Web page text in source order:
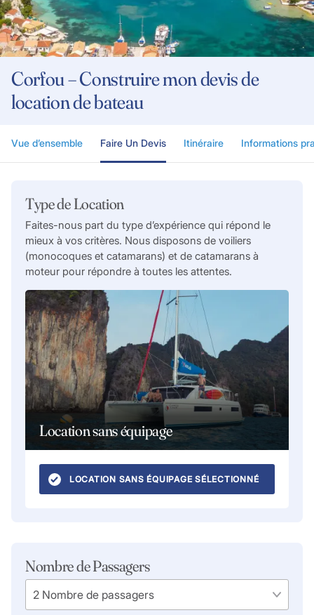
Corfou – Construire mon devis de
location de bateau
Vue d’ensemble Faire Un Devis Itinéraire Informations
Type de Location
Faites-nous part du type d’expérience qui répond le
mieux à vos critères. Nous disposons de voiliers
(monocoques et catamarans) et de catamarans à
moteur pour répondre à toutes les attentes.
Location sans équipage
LOCATION SANS ÉQUIPAGE SÉLECTIONNÉ
Nombre de Passagers